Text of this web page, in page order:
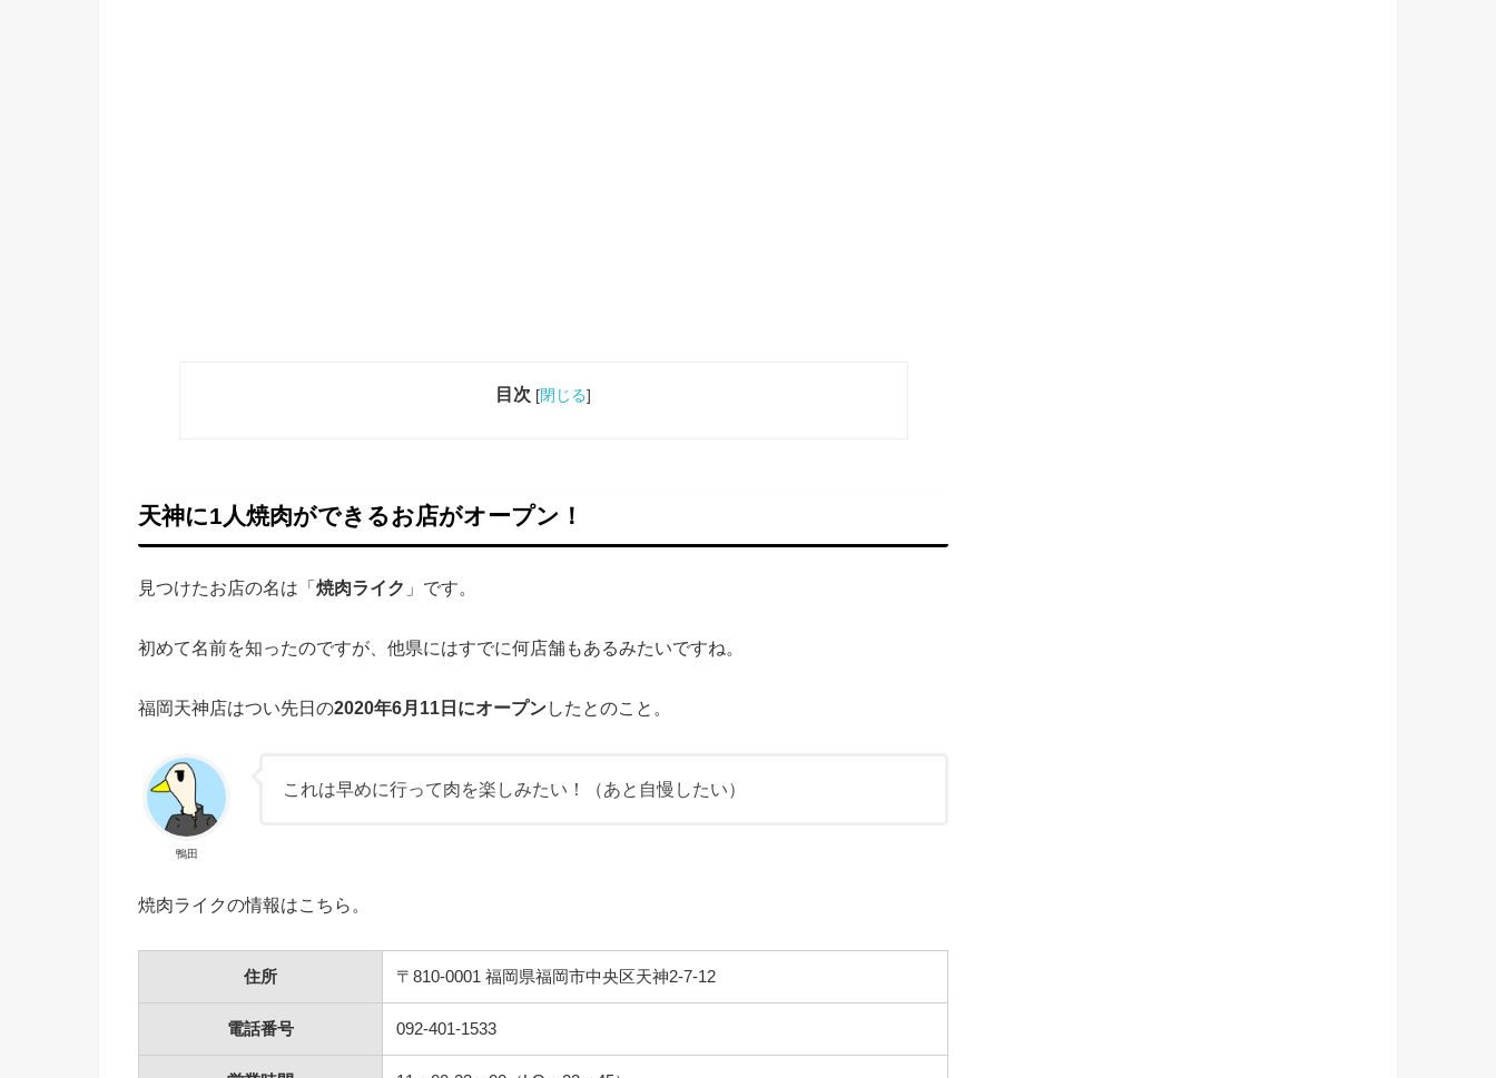
目次 [閉じる]
天神に1人焼肉ができるお店がオープン！
見つけたお店の名は「焼肉ライク 」です。
初めて名前を知ったのですが、他県にはすでに何店舗もあるみたいですね。
福岡天神店はつい先日の2020年6月11日にオープンしたとのこと。
鴨田
これは早めに行って肉を楽しみたい！（あと自慢したい）
焼肉ライクの情報はこちら。
住所 〒810-0001 福岡県福岡市中央区天神2-7-12
電話番号 092-401-1533